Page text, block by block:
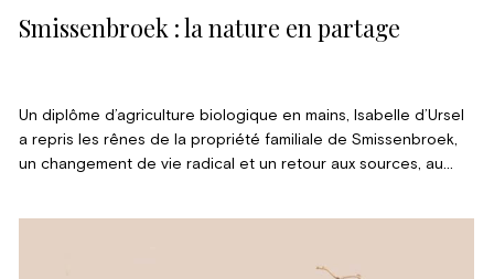
Smissenbroek : la nature en partage
Un diplôme d’agriculture biologique en mains, Isabelle d’Ursel
a repris les rênes de la propriété familiale de Smissenbroek,
un changement de vie radical et un retour aux sources, au